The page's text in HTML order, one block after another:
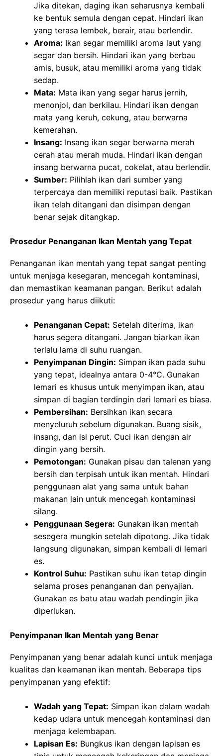
Jika ditekan, daging ikan seharusnya kembali
ke bentuk semula dengan cepat. Hindari ikan
yang terasa lembek, berair, atau berlendir.
Aroma: Ikan segar memiliki aroma laut yang
segar dan bersih. Hindari ikan yang berbau
amis, busuk, atau memiliki aroma yang tidak
sedap.
Mata: Mata ikan yang segar harus jernih,
menonjol, dan berkilau. Hindari ikan dengan
mata yang keruh, cekung, atau berwarna
kemerahan.
Insang: Insang ikan segar berwarna merah
cerah atau merah muda. Hindari ikan dengan
insang berwarna pucat, cokelat, atau berlendir.
Sumber: Pilihlah ikan dari sumber yang
terpercaya dan memiliki reputasi baik. Pastikan
ikan telah ditangani dan disimpan dengan
benar sejak ditangkap.
Prosedur Penanganan Ikan Mentah yang Tepat
Penanganan ikan mentah yang tepat sangat penting
untuk menjaga kesegaran, mencegah kontaminasi,
dan memastikan keamanan pangan. Berikut adalah
prosedur yang harus diikuti:
Penanganan Cepat: Setelah diterima, ikan
harus segera ditangani. Jangan biarkan ikan
terlalu lama di suhu ruangan.
Penyimpanan Dingin: Simpan ikan pada suhu
yang tepat, idealnya antara 0-4°C. Gunakan
lemari es khusus untuk menyimpan ikan, atau
simpan di bagian terdingin dari lemari es biasa.
Pembersihan: Bersihkan ikan secara
menyeluruh sebelum digunakan. Buang sisik,
insang, dan isi perut. Cuci ikan dengan air
dingin yang bersih.
Pemotongan: Gunakan pisau dan talenan yang
bersih dan terpisah untuk ikan mentah. Hindari
penggunaan alat yang sama untuk bahan
makanan lain untuk mencegah kontaminasi
silang.
Penggunaan Segera: Gunakan ikan mentah
sesegera mungkin setelah dipotong. Jika tidak
langsung digunakan, simpan kembali di lemari
es.
Kontrol Suhu: Pastikan suhu ikan tetap dingin
selama proses penanganan dan penyajian.
Gunakan es batu atau wadah pendingin jika
diperlukan.
Penyimpanan Ikan Mentah yang Benar
Penyimpanan yang benar adalah kunci untuk menjaga
kualitas dan keamanan ikan mentah. Beberapa tips
penyimpanan yang efektif:
Wadah yang Tepat: Simpan ikan dalam wadah
kedap udara untuk mencegah kontaminasi dan
menjaga kelembapan.
Lapisan Es: Bungkus ikan dengan lapisan es